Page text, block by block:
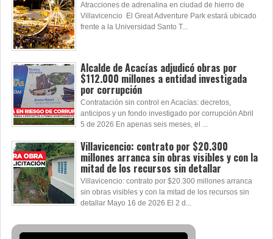
Atracciones de adrenalina en ciudad de hierro de
Villavicencio El Great Adventure Park estará ubicado
frente a la Universidad Santo T...
Alcalde de Acacías adjudicó obras por
$112.000 millones a entidad investigada
por corrupción
Contratación sin control en Acacías: decretos,
anticipos y un fondo investigado por corrupción Abril
5 de 2026 En apenas seis meses, el ...
Villavicencio: contrato por $20.300
millones arranca sin obras visibles y con la
mitad de los recursos sin detallar
Villavicencio: contrato por $20.300 millones arranca
sin obras visibles y con la mitad de los recursos sin
detallar Mayo 16 de 2026 El 2 d...